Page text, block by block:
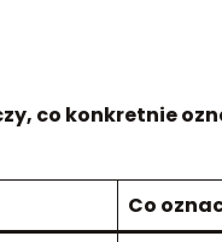
co konkretnie
Co